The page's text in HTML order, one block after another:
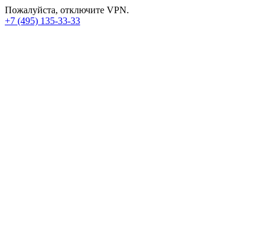
Пожалуйста, отключите VPN.
+7 (495) 135-33-33